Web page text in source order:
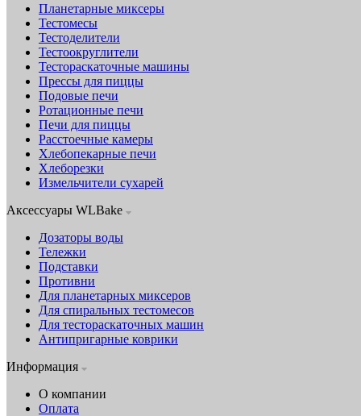
Планетарные миксеры
Тестомесы
Тестоделители
Тестоокруглители
Тестораскаточные машины
Прессы для пиццы
Подовые печи
Ротационные печи
Печи для пиццы
Расстоечные камеры
Хлебопекарные печи
Хлеборезки
Измельчители сухарей
Аксессуары WLBake
Дозаторы воды
Тележки
Подставки
Противни
Для планетарных миксеров
Для спиральных тестомесов
Для тестораскаточных машин
Антипригарные коврики
Информация
О компании
Оплата